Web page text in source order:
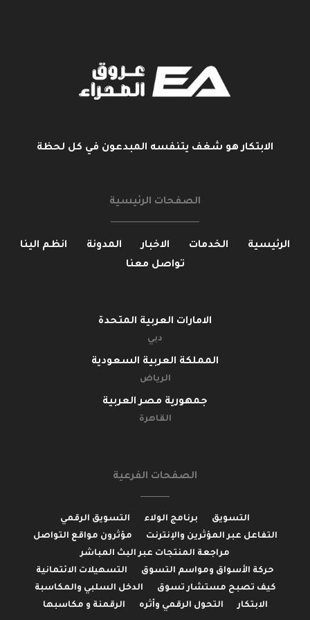
الابتكار هو شغف يتنفسه المبدعون في كل لحظة
الصفحات الرئيسية
الرئيسية الخدمات الاخبار المدونة
انظم الينا
تواصل معنا
الامارات العربية المتحدة
دبي
المملكة العربية السعودية
الرياض
جمهورية مصر العربية
القاهرة
الصفحات الفرعية
التسويق برنامج الولاء
التسويق الرقمي
التفاعل عبر المؤثرين والإنترنت
مؤثرون مواقع التواصل
مراجعة المنتجات عبر البث المباشر
حركة الأسواق ومواسم التسوق
التسهيلات الائتمانية
كيف تصبح مستشار تسوق
الدخل السلبي والمكاسبة
الابتكار
التحول الرقمي وأثره الرقمنة و مكاسبها